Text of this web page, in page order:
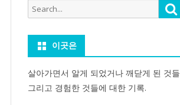
Search
for:
이곳은
살아가면서 알게 되었거나 깨닫게 된 것들
그리고 경험한 것들에 대한 기록.